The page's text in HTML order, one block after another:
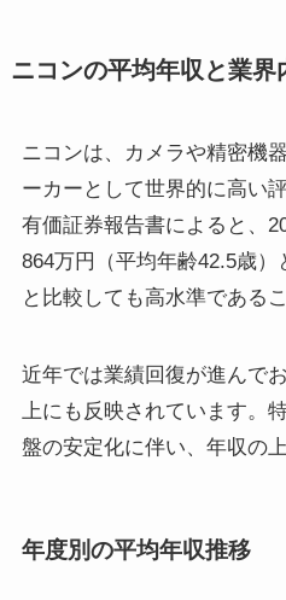
ニコンの平均年収と業界
ニコンは、カメラや精密機
ーカーとして世界的に高い
有価証券報告書によると、
864万円（平均年齢42.5歳
と比較しても高水準である
近年では業績回復が進んで
上にも反映されています。
盤の安定化に伴い、年収の
年度別の平均年収推移